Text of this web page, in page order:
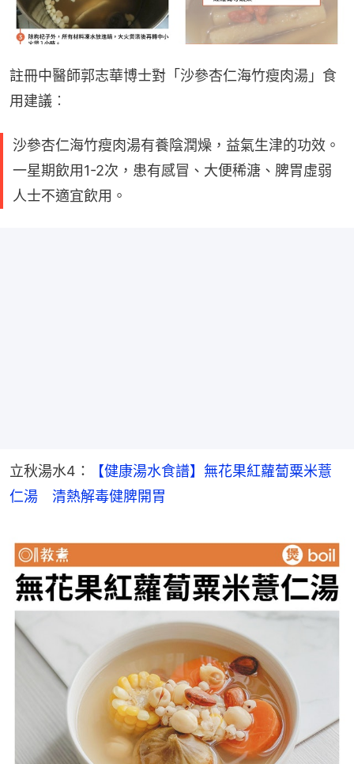
註冊中醫師郭志華博士對「沙參杏仁海竹瘦肉湯」食
用建議︰
沙參杏仁海竹瘦肉湯有養陰潤燥，益氣生津的功效。
一星期飲用1-2次，患有感冒、大便稀溏、脾胃虛弱
人士不適宜飲用。
立秋湯水4：
【健康湯水食譜】無花果紅蘿蔔粟米薏
仁湯　清熱解毒健脾開胃